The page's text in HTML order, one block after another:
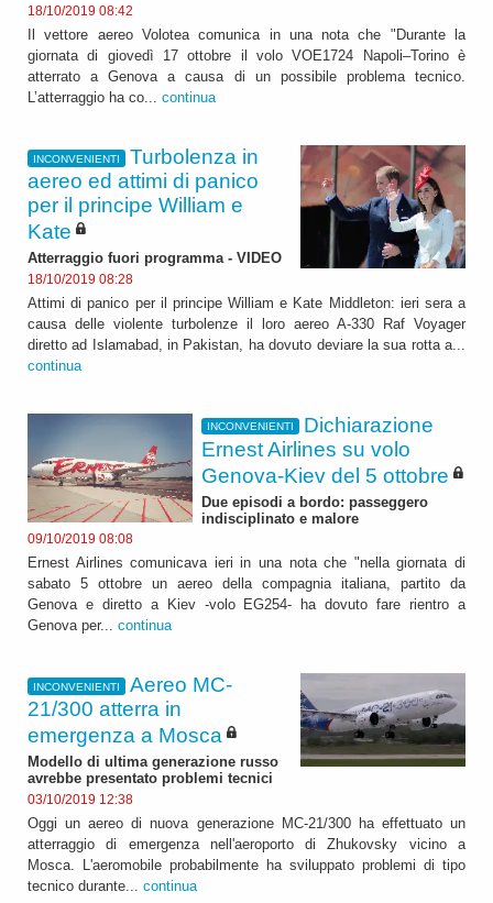
18/10/2019 08:42
Il vettore aereo Volotea comunica in una nota che "Durante la
giornata di giovedì 17 ottobre il volo VOE1724 Napoli–Torino è
atterrato a Genova a causa di un possibile problema tecnico.
L’atterraggio ha co... continua
INCONVENIENTI
Turbolenza in
aereo ed attimi di panico
per il principe William e
Kate
Atterraggio fuori programma - VIDEO
18/10/2019 08:28
Attimi di panico per il principe William e Kate Middleton: ieri sera a
causa delle violente turbolenze il loro aereo A-330 Raf Voyager
diretto ad Islamabad, in Pakistan, ha dovuto deviare la sua rotta a...
continua
INCONVENIENTI
Dichiarazione
Ernest Airlines su volo
Genova-Kiev del 5 ottobre
Due episodi a bordo: passeggero
indisciplinato e malore
09/10/2019 08:08
Ernest Airlines comunicava ieri in una nota che "nella giornata di
sabato 5 ottobre un aereo della compagnia italiana, partito da
Genova e diretto a Kiev -volo EG254- ha dovuto fare rientro a
Genova per... continua
INCONVENIENTI
Aereo MC-
21/300 atterra in
emergenza a Mosca
Modello di ultima generazione russo
avrebbe presentato problemi tecnici
03/10/2019 12:38
Oggi un aereo di nuova generazione MC-21/300 ha effettuato un
atterraggio di emergenza nell'aeroporto di Zhukovsky vicino a
Mosca. L'aeromobile probabilmente ha sviluppato problemi di tipo
tecnico durante... continua